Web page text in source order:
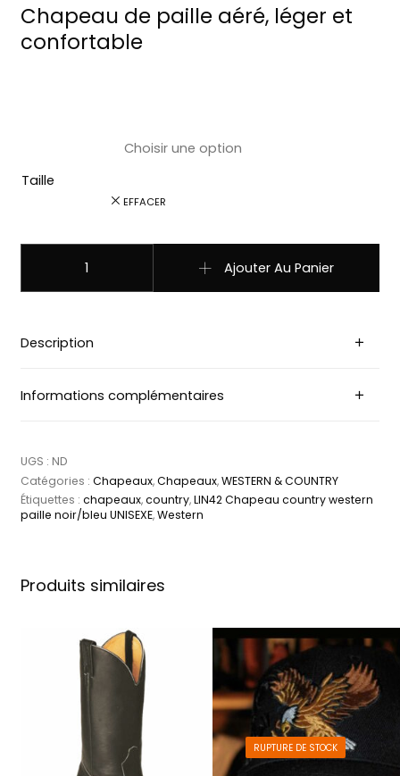
Chapeau de paille aéré, léger et
confortable
Taille
EFFACER
Ajouter Au Panier
Description
Informations complémentaires
UGS : ND
Catégories : Chapeaux,Chapeaux,WESTERN & COUNTRY
Étiquettes : chapeaux,country,LIN42 Chapeau country western
paille noir/bleu UNISEXE,Western
Produits similaires
RUPTURE DE STOCK